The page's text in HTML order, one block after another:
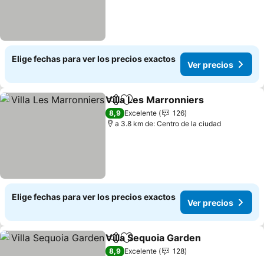
Elige fechas para ver los precios exactos
Ver precios
CompartirAgregar a favoritos
Villa Les Marronniers
8,9 Excelente
126
a 3.8 km de: Centro de la ciudad
Elige fechas para ver los precios exactos
Ver precios
CompartirAgregar a favoritos
Villa Sequoia Garden
8,9 Excelente
128